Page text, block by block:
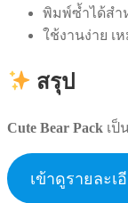
พิมพ์ซ้ำได้สำ
ใช้งานง่าย เ
สรุป
Cute Bear Pack เป็
เข้าดูรายละเ